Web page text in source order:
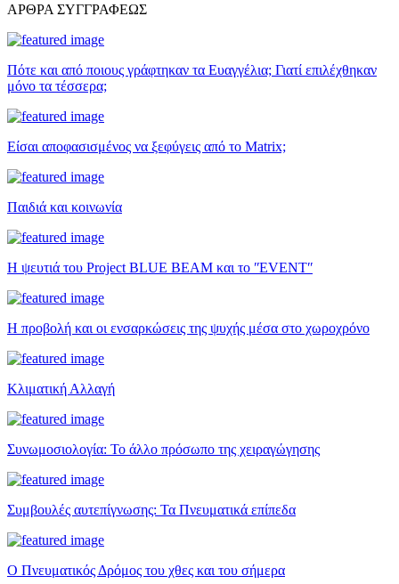
ΑΡΘΡΑ ΣΥΓΓΡΑΦΕΩΣ
Πότε και από ποιους γράφτηκαν τα Ευαγγέλια; Γιατί επιλέχθηκαν
μόνο τα τέσσερα;
Είσαι αποφασισμένος να ξεφύγεις από το Matrix;
Παιδιά και κοινωνία
Η ψευτιά του Project BLUE BEAM και το ʺEVENTʺ
Η προβολή και οι ενσαρκώσεις της ψυχής μέσα στο χωροχρόνο
Κλιματική Αλλαγή
Συνωμοσιολογία: Το άλλο πρόσωπο της χειραγώγησης
Συμβουλές αυτεπίγνωσης: Τα Πνευματικά επίπεδα
Ο Πνευματικός Δρόμος του χθες και του σήμερα